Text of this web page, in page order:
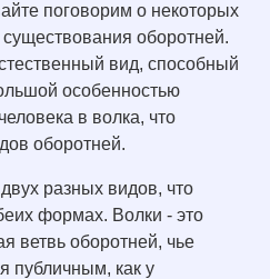
поговорим о некоторых
оборотней.
вид, способный
особенностью
в волка, что
оборотней.
разных видов, что
формах. Волки - это
ветвь оборотней, чье
публичным, как у